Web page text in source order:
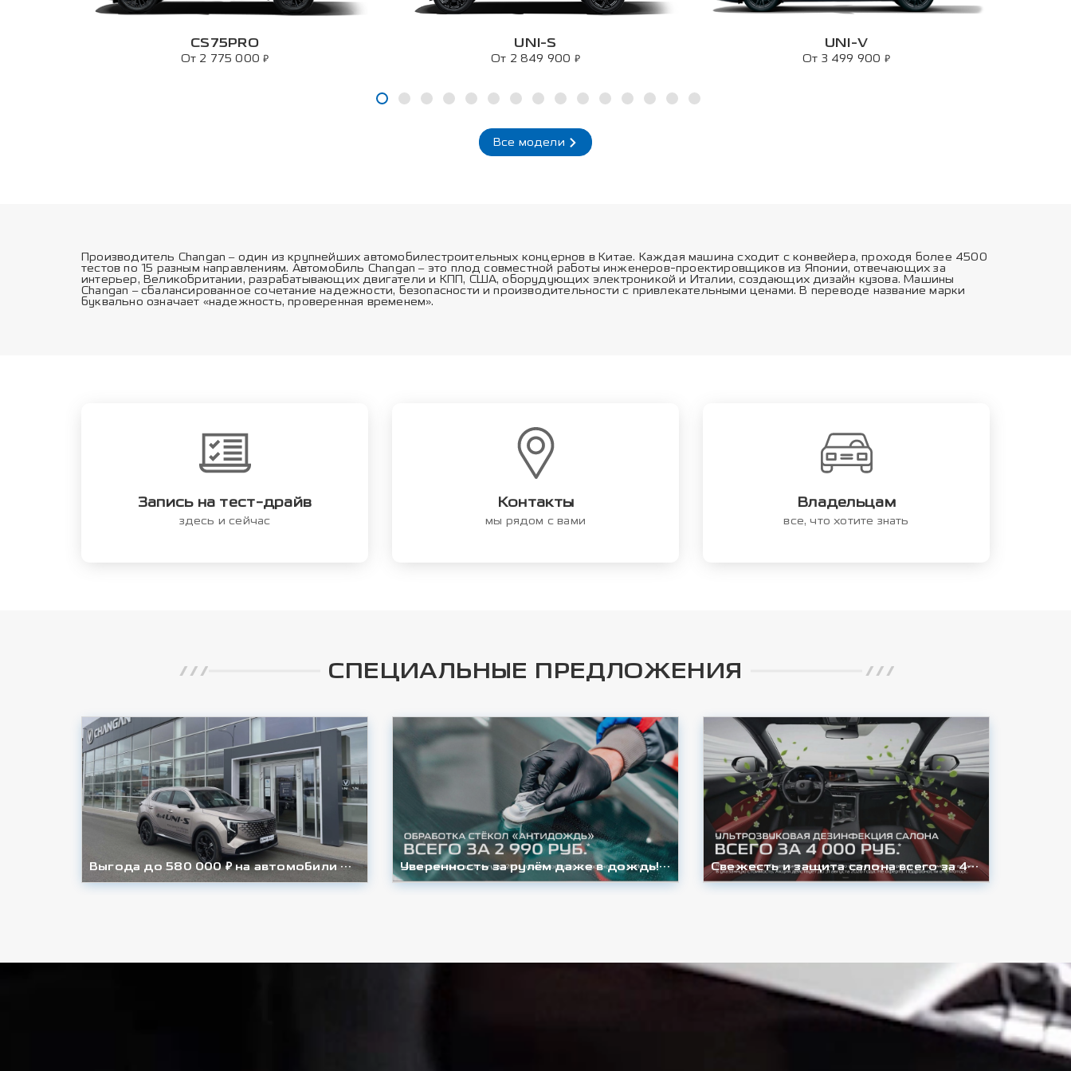
CS75PRO
От 2 775 000₽
UNI-S
От 2 849 900 ₽
UNI-V
От 3 499 900 ₽
Все модели
Производитель Changan – один из крупнейших автомобилестроительных концернов в Китае. Каждая машина сходит с конвейера, проходя более 4500
тестов по 15 разным направлениям. Автомобиль Changan – это плод совместной работы инженеров-проектировщиков из Японии, отвечающих за
интерьер, Великобритании, разрабатывающих двигатели и КПП, США, оборудующих электроникой и Италии, создающих дизайн кузова. Машины
Changan – сбалансированное сочетание надежности, безопасности и производительности с привлекательными ценами. В переводе название марки
буквально означает «надежность, проверенная временем».
Запись на тест-драйв
здесь и сейчас
Контакты
мы рядом с вами
Владельцам
все, что хотите знать
СПЕЦИАЛЬНЫЕ ПРЕДЛОЖЕНИЯ
/// ///
Выгода до 580 000 ₽ на автомобили Changan и UNI в К-Моторс! Уверенность за рулём даже в дождь! Обработка стёкол «Антидождь» всего за 2 990 ₽ в дилерском центре Changan | UNI К-Моторс Свежесть и защита салона всего за 4 000 ₽ Приглашаем на ультразвуковую дезинфекцию автомобиля в дилерский центр Changan | UNI К-Моторс!